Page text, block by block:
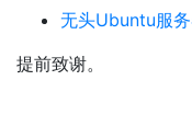
无头Ubuntu服
提前致谢。